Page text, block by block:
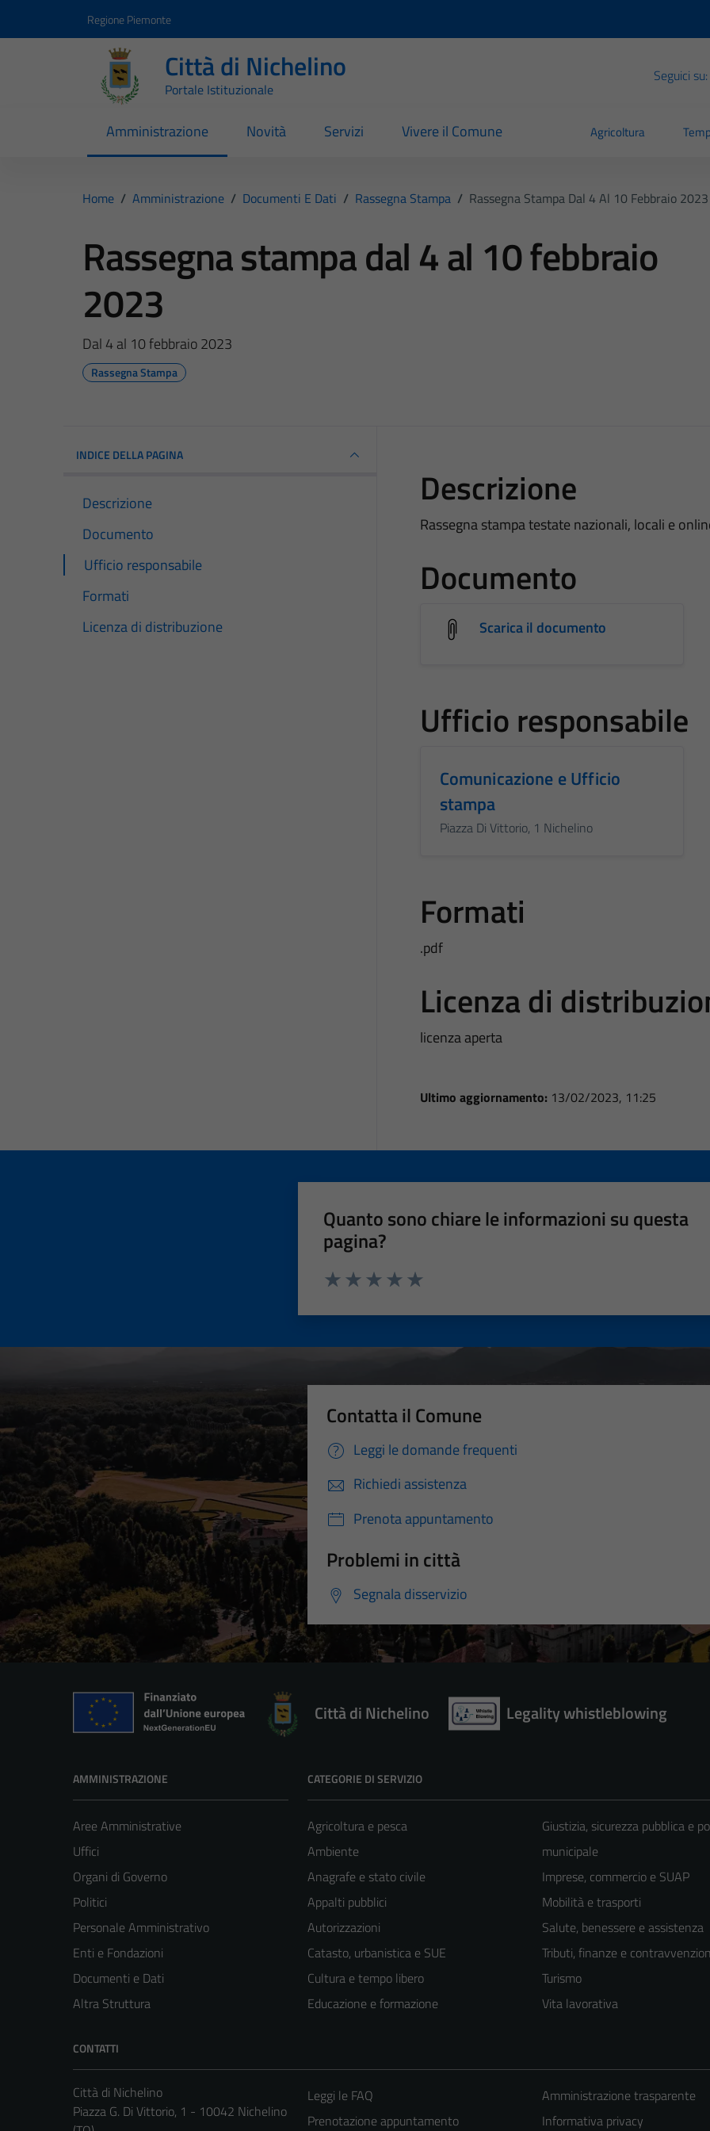
Regione Piemonte
Città di Nichelino
Portale Istituzionale
Seguici su:
Amministrazione Novità Servizi Vivere il Comune Agricoltura
Home / Amministrazione / Documenti E Dati / Rassegna Stampa / Rassegna Stampa Dal 4 Al 10 Febbraio 2023
Rassegna stampa dal 4 al 10 febbraio
2023
Dal 4 al 10 febbraio 2023
Rassegna Stampa
INDICE DELLA PAGINA
Descrizione
Documento
Ufficio responsabile
Formati
Licenza di distribuzione
Descrizione
Rassegna stampa testate nazionali, locali e
Documento
Scarica il documento
Ufficio responsabile
Comunicazione e Ufficio
stampa
Piazza Di Vittorio, 1 Nichelino
Formati
.pdf
Licenza di
licenza aperta
Ultimo aggiornamento: 13/02/2023, 11:25
Quanto sono chiare le informazioni su questa
pagina?
Contatta il Comune
Leggi le domande frequenti
Richiedi assistenza
Prenota appuntamento
Problemi in città
Segnala disservizio
Città di Nichelino Legality whistleblowing
AMMINISTRAZIONE
Aree Amministrative
Uffici
Organi di Governo
Politici
Personale Amministrativo
Enti e Fondazioni
Documenti e Dati
Altra Struttura
CATEGORIE DI SERVIZIO
Agricoltura e pesca
Ambiente
Anagrafe e stato civile
Appalti pubblici
Autorizzazioni
Catasto, urbanistica e SUE
Cultura e tempo libero
Educazione e formazione
Giustizia, sicurezza pubblica e
municipale
Imprese, commercio e SUAP
Mobilità e trasporti
Salute, benessere e assistenza
Tributi, finanze e
Turismo
Vita lavorativa
CONTATTI
Città di Nichelino
Piazza G. Di Vittorio, 1 - 10042 Nichelino
Leggi le FAQ
Prenotazione appuntamento
Amministrazione trasparente
Informativa privacy